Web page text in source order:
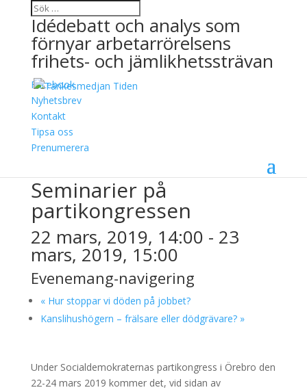
Idédebatt och analys som
förnyar arbetarrörelsens
frihets- och jämlikhetssträvan
Facebook
Nyhetsbrev
Kontakt
Tipsa oss
Prenumerera
« Alla Evenemang
Detta evenemang har redan ägt rum.
Seminarier på
partikongressen
22 mars, 2019, 14:00 - 23
mars, 2019, 15:00
Evenemang-navigering
«Hur stoppar vi döden på jobbet?
Kanslihushögern – frälsare eller dödgrävare? »
Under Socialdemokraternas partikongress i Örebro den
22-24 mars 2019 kommer det, vid sidan av